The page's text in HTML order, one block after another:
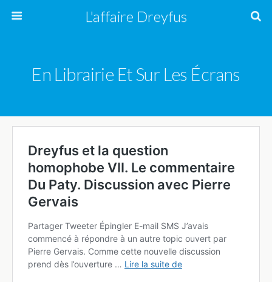
L'affaire Dreyfus
En Librairie Et Sur Les Écrans